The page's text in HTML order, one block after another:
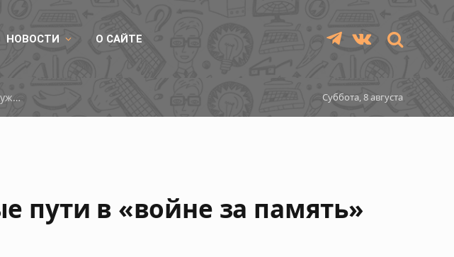
НОВОСТИ О САЙТЕ TelegramVKontakte
ID-COOLING DX360 GDL: обзор. Золото которое никому не нужно Суббота, 8 августа
пути в «войне за память»